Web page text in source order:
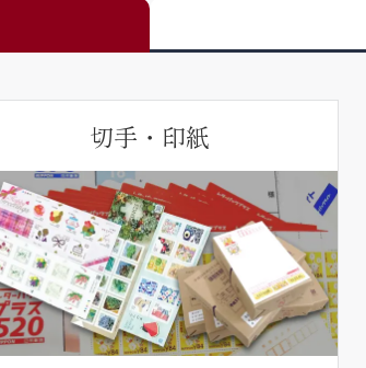
切手・印紙